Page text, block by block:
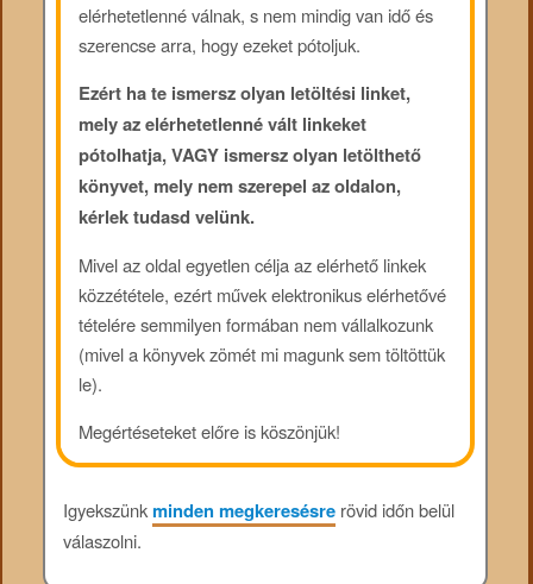
elérhetetlenné válnak, s nem mindig van idő és
szerencse arra, hogy ezeket pótoljuk.
Ezért ha te ismersz olyan letöltési linket,
mely az elérhetetlenné vált linkeket
pótolhatja, VAGY ismersz olyan letölthető
könyvet, mely nem szerepel az oldalon,
kérlek tudasd velünk.
Mivel az oldal egyetlen célja az elérhető linkek
közzététele, ezért művek elektronikus elérhetővé
tételére semmilyen formában nem vállalkozunk
(mivel a könyvek zömét mi magunk sem töltöttük
le).
Megértéseteket előre is köszönjük!
Igyekszünkminden megkeresésrerövid időn belül
válaszolni.